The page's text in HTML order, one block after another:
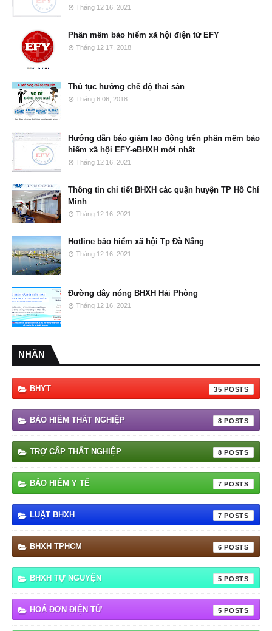
Tháng 12 16, 2021
Phần mềm bảo hiểm xã hội điện tử EFY
Tháng 12 17, 2018
Thủ tục hưởng chế độ thai sản
Tháng 6 06, 2018
Hướng dẫn báo giảm lao động trên phần mềm bảo
hiểm xã hội EFY-eBHXH mới nhất
Tháng 12 16, 2021
Thông tin chi tiết BHXH các quận huyện TP Hồ Chí
Minh
Tháng 12 16, 2021
Hotline bảo hiểm xã hội Tp Đà Nẵng
Tháng 12 16, 2021
Đường dây nóng BHXH Hải Phòng
Tháng 12 16, 2021
NHÃN
BHYT 35
BẢO HIỂM THẤT NGHIỆP 8
TRỢ CẤP THẤT NGHIỆP 8
BẢO HIỂM Y TẾ 7
LUẬT BHXH 7
BHXH TPHCM 6
BHXH TỰ NGUYỆN 5
HOÁ ĐƠN ĐIỆN TỬ 5